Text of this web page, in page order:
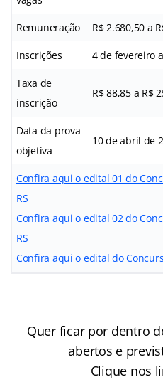
Remuneração R$ 2.680,50 a
Inscrições 4 de fevereiro
Taxa de
inscrição
R$ 88,85 a R$
Data da prova
objetiva
10 de abril de
Confira aqui o edital 01 do
RS
Confira aqui o edital 02 do
RS
Confira aqui o edital do
Quer ficar por dentro
abertos e
Clique nos